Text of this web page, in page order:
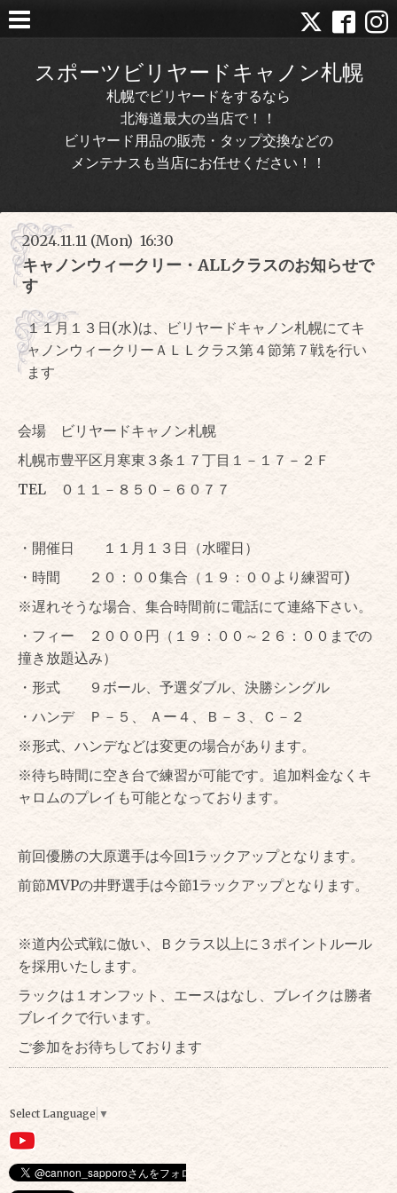
スポーツビリヤードキャノン札幌
札幌でビリヤードをするなら
北海道最大の当店で！！
ビリヤード用品の販売・タップ交換などの
メンテナスも当店にお任せください！！
2024.11.11 (Mon) 16:30
キャノンウィークリー・ALLクラスのお知らせで
す
１１月１３日(水)は、ビリヤードキャノン札幌にてキ
ャノンウィークリーＡＬＬクラス第４節第７戦を行い
ます
会場 ビリヤードキャノン札幌
札幌市豊平区月寒東３条１７丁目１－１７－２Ｆ
TEL ０１１－８５０－６０７７
・開催日 １１月１３日（水曜日）
・時間 ２０：００集合（１９：００より練習可)
※遅れそうな場合、集合時間前に電話にて連絡下さい。
・フィー ２０００円（１９：００～２６：００までの
撞き放題込み）
・形式 ９ボール、予選ダブル、決勝シングル
・ハンデ Ｐ－５、 Ａー４、Ｂ－３、Ｃ－２
※形式、ハンデなどは変更の場合があります。
※待ち時間に空き台で練習が可能です。追加料金なくキ
ャロムのプレイも可能となっております。
前回優勝の大原選手は今回1ラックアップとなります。
前節MVPの井野選手は今節1ラックアップとなります。
※道内公式戦に倣い、Ｂクラス以上に３ポイントルール
を採用いたします。
ラックは１オンフット、エースはなし、ブレイクは勝者
ブレイクで行います。
ご参加をお待ちしております
Select Language ▼